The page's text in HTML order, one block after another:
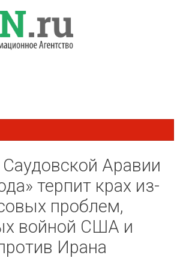
Аравии
терпит крах из-
проблем,
войной США и
Ирана